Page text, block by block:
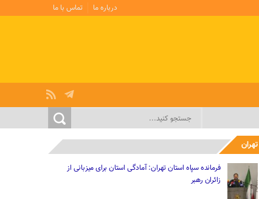
درباره ما تماس با ما
تهران
فرمانده سپاه استان تهران: آمادگی استان برای میزبانی از
زائران رهبر